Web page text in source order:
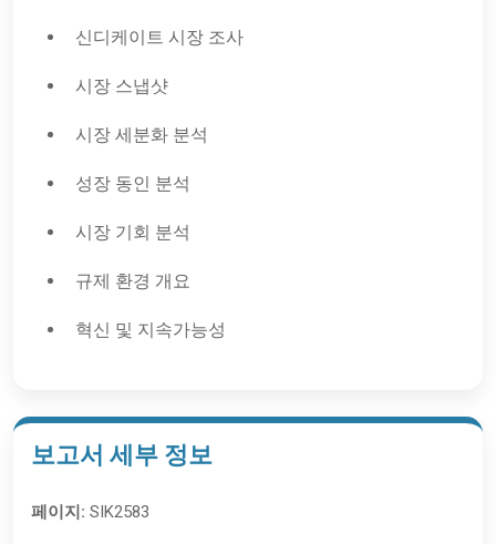
신디케이트 시장 조사
시장 스냅샷
시장 세분화 분석
성장 동인 분석
시장 기회 분석
규제 환경 개요
혁신 및 지속가능성
보고서 세부 정보
페이지: SIK2583